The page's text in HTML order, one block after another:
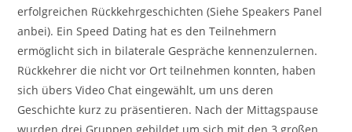
erfolgreichen Rückkehrgeschichten (Siehe Speakers Panel
anbei). Ein Speed Dating hat es den Teilnehmern
ermöglicht sich in bilaterale Gespräche kennenzulernen.
Rückkehrer die nicht vor Ort teilnehmen konnten, haben
sich übers Video Chat eingewählt, um uns deren
Geschichte kurz zu präsentieren. Nach der Mittagspause